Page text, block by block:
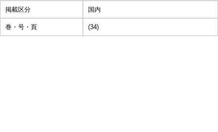
掲載区分 国内
巻・号・頁 (34)